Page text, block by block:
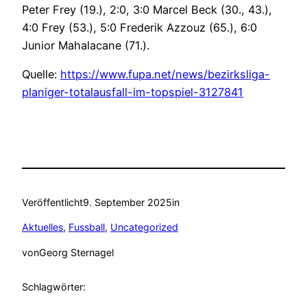
Peter Frey (19.), 2:0, 3:0 Marcel Beck (30., 43.),
4:0 Frey (53.), 5:0 Frederik Azzouz (65.), 6:0
Junior Mahalacane (71.).
Quelle: https://www.fupa.net/news/bezirksliga-
planiger-totalausfall-im-topspiel-3127841
Veröffentlicht9. September 2025in
Aktuelles, Fussball, Uncategorized
vonGeorg Sternagel
Schlagwörter: